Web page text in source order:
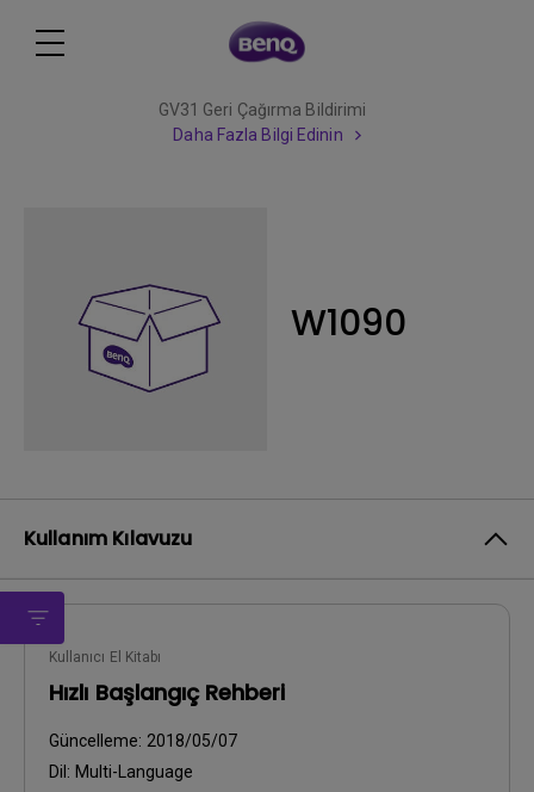
GV31 Geri Çağırma Bildirimi
Daha Fazla Bilgi Edinin
W1090
Kullanım Kılavuzu
Kullanıcı El Kitabı
Hızlı Başlangıç Rehberi
Güncelleme: 2018/05/07
Dil: Multi-Language